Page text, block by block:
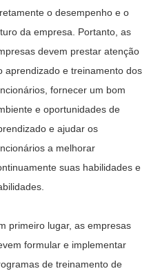
o desempenho e o
da empresa. Portanto, as
devem prestar atenção
aprendizado e treinamento dos
fornecer um bom
e oportunidades de
e ajudar os
a melhorar
suas habilidades e
primeiro lugar, as empresas
formular e implementar
de treinamento de